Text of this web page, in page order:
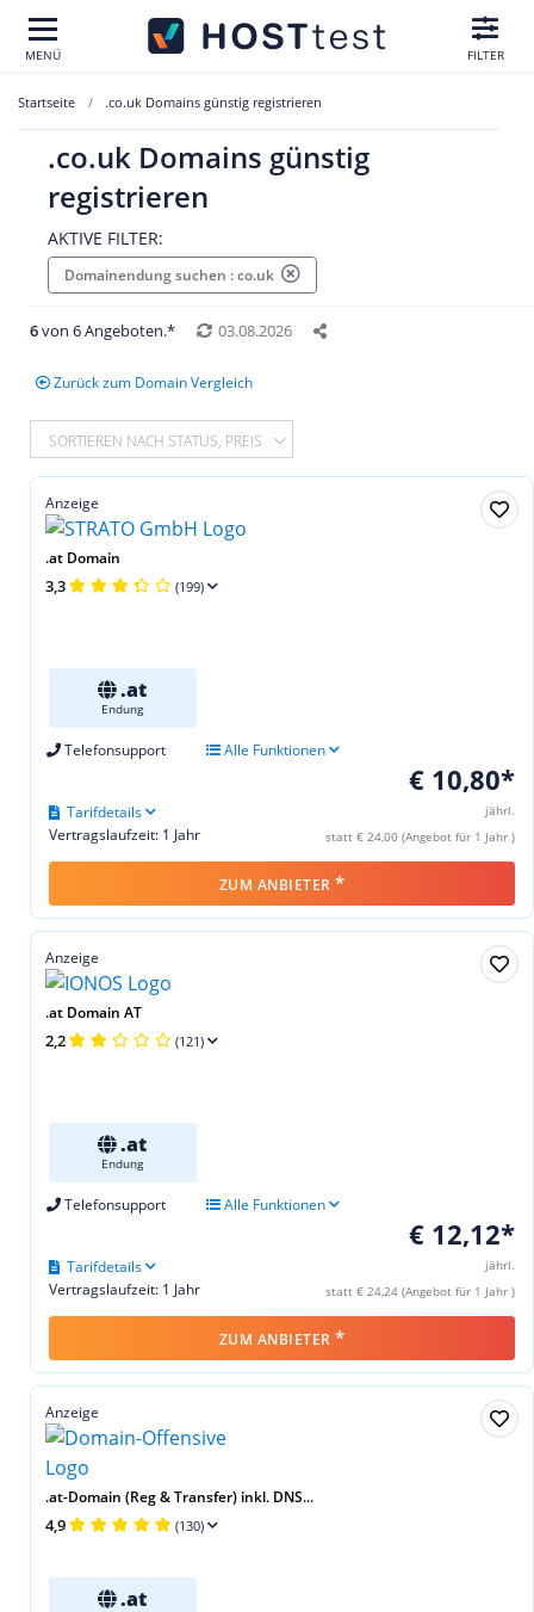
MENÜ FILTER
Startseite .co.uk Domains günstig registrieren
.co.uk Domains günstig
registrieren
AKTIVE FILTER:
Domainendung suchen : co.uk
6von 6 Angeboten.* 03.08.2026
Zurück zum Domain Vergleich
SORTIEREN NACH STATUS, PREIS
Anzeige
.at Domain
3,3 (199)
.at
Endung
Telefonsupport Alle Funktionen
€ 10,80*
jährl.
statt € 24,00 (Angebot für 1 Jahr )
Vertragslaufzeit: 1 Jahr
Tarifdetails
ZUM ANBIETER *
Anzeige
.at Domain AT
2,2 (121)
.at
Endung
Telefonsupport Alle Funktionen
€ 12,12*
jährl.
statt € 24,24 (Angebot für 1 Jahr )
Vertragslaufzeit: 1 Jahr
Tarifdetails
ZUM ANBIETER *
Anzeige
.at-Domain (Reg & Transfer) inkl. DNS...
4,9 (130)
.at